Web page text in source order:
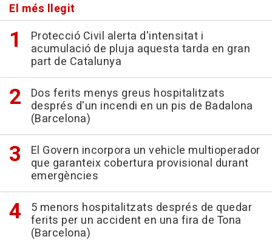
El més llegit
Protecció Civil alerta d'intensitat i
acumulació de pluja aquesta tarda en gran
part de Catalunya
Dos ferits menys greus hospitalitzats
després d'un incendi en un pis de Badalona
(Barcelona)
El Govern incorpora un vehicle multioperador
que garanteix cobertura provisional durant
emergències
5 menors hospitalitzats després de quedar
ferits per un accident en una fira de Tona
(Barcelona)